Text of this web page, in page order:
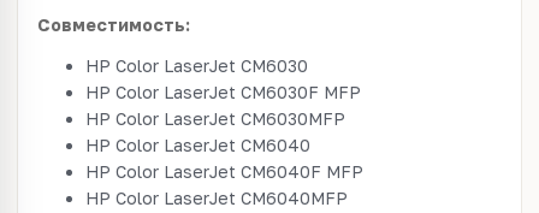
Совместимость:
HP Color LaserJet CM6030
HP Color LaserJet CM6030F MFP
HP Color LaserJet CM6030MFP
HP Color LaserJet CM6040
HP Color LaserJet CM6040F MFP
HP Color LaserJet CM6040MFP